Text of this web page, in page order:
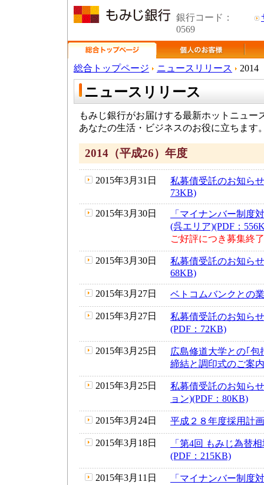
銀行コード：
0569
総合トップページ ニュースリリース 2014
ニュースリリース
もみじ銀行がお届けする最新ホットニュー
あなたの生活・ビジネスのお役に立ちます
2014（平成26）年度
2015年3月31日
私募債受託のお知ら
73KB)
2015年3月30日
「マイナンバー制度
(呉エリア)(PDF：
ご好評につき募集終
2015年3月30日
私募債受託のお知ら
68KB)
2015年3月27日 ベトコムバンクとの
2015年3月27日
私募債受託のお知ら
(PDF：72KB)
2015年3月25日
広島修道大学との｢
締結と調印式のご案
2015年3月25日
私募債受託のお知ら
ョン)(PDF：80KB)
2015年3月24日 平成２８年度採用計
2015年3月18日
「第4回 もみじ為替
(PDF：215KB)
2015年3月11日
「マイナンバー制度